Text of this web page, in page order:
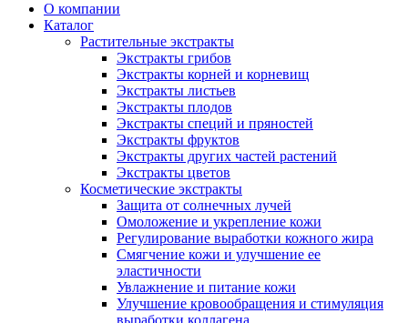
О компании
Каталог
Растительные экстракты
Экстракты грибов
Экстракты корней и корневищ
Экстракты листьев
Экстракты плодов
Экстракты специй и пряностей
Экстракты фруктов
Экстракты других частей растений
Экстракты цветов
Косметические экстракты
Защита от солнечных лучей
Омоложение и укрепление кожи
Регулирование выработки кожного жира
Смягчение кожи и улучшение ее
эластичности
Увлажнение и питание кожи
Улучшение кровообращения и стимуляция
выработки коллагена